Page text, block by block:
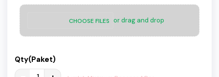
CHOOSE FILES or drag and drop
Qty(Paket)